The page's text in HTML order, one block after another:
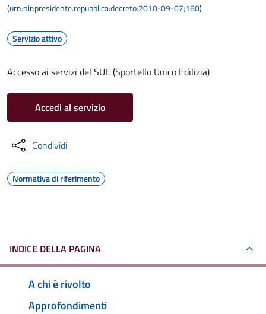
(urn:nir:presidente.repubblica:decreto:2010-09-07;160)
Servizio attivo
Accesso ai servizi del SUE (Sportello Unico Edilizia)
Accedi al servizio
Condividi
Normativa di riferimento
INDICE DELLA PAGINA
A chi è rivolto
Approfondimenti